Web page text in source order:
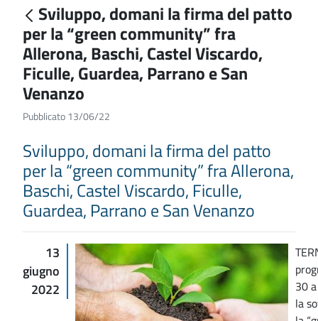
Sviluppo, domani la firma del patto
per la “green community” fra
Allerona, Baschi, Castel Viscardo,
Ficulle, Guardea, Parrano e San
Venanzo
Pubblicato 13/06/22
Sviluppo, domani la firma del patto
per la “green community” fra Allerona,
Baschi, Castel Viscardo, Ficulle,
Guardea, Parrano e San Venanzo
13
giugno
2022
30
la